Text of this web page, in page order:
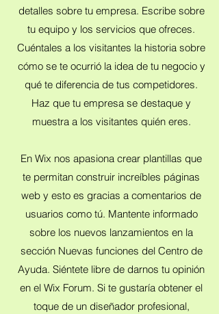
detalles sobre tu empresa. Escribe sobre
tu equipo y los servicios que ofreces.
Cuéntales a los visitantes la historia sobre
cómo se te ocurrió la idea de tu negocio y
qué te diferencia de tus competidores.
Haz que tu empresa se destaque y
muestra a los visitantes quién eres.
En Wix nos apasiona crear plantillas que
te permitan construir increíbles páginas
web y esto es gracias a comentarios de
usuarios como tú. Mantente informado
sobre los nuevos lanzamientos en la
sección Nuevas funciones del Centro de
Ayuda. Siéntete libre de darnos tu opinión
en el Wix Forum. Si te gustaría obtener el
toque de un diseñador profesional,